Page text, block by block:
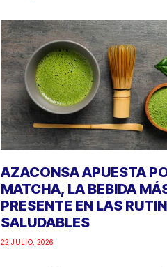
AZACONSA APUESTA
MATCHA, LA BEBIDA
PRESENTE EN LAS
SALUDABLES
22 JULIO, 2026